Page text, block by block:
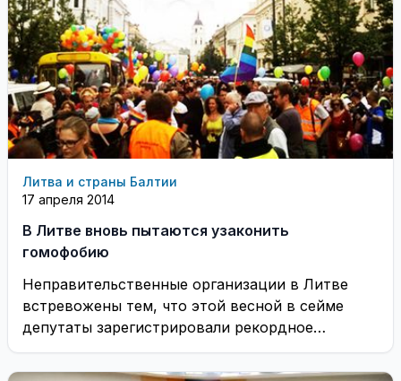
Литва и страны Балтии
17 апреля 2014
В Литве вновь пытаются узаконить
гомофобию
Неправительственные организации в Литве
встревожены тем, что этой весной в сейме
депутаты зарегистрировали рекордное
количество поправок к законам, которые, если
...